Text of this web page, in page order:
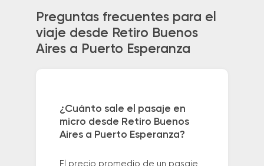
Preguntas frecuentes para el
viaje desde Retiro Buenos
Aires a Puerto Esperanza
¿Cuánto sale el pasaje en
micro desde Retiro Buenos
Aires a Puerto Esperanza?
El precio promedio de un pasaje